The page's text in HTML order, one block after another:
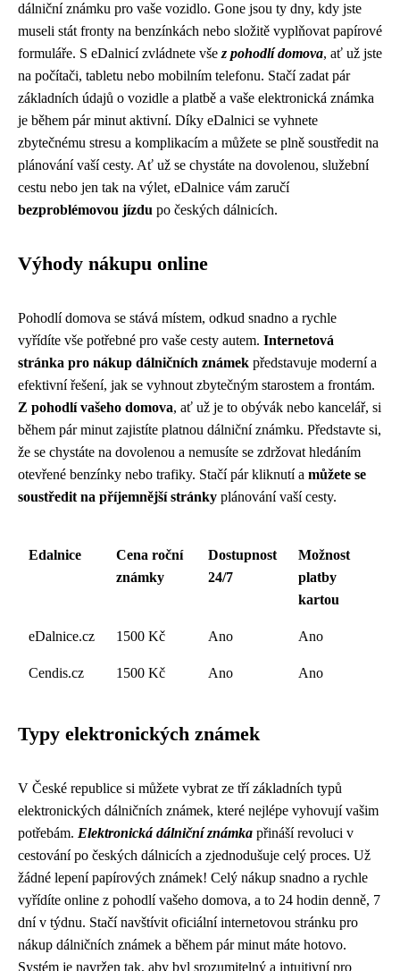
dálniční známku pro vaše vozidlo. Gone jsou ty dny, kdy jste
museli stát fronty na benzínkách nebo složitě vyplňovat papírové
formuláře. S eDalnicí zvládnete vše z pohodlí domova, ať už jste
na počítači, tabletu nebo mobilním telefonu. Stačí zadat pár
základních údajů o vozidle a platbě a vaše elektronická známka
je během pár minut aktivní. Díky eDalnici se vyhnete
zbytečnému stresu a komplikacím a můžete se plně soustředit na
plánování vaší cesty. Ať už se chystáte na dovolenou, služební
cestu nebo jen tak na výlet, eDalnice vám zaručí
bezproblémovou jízdu po českých dálnicích.
Výhody nákupu online
Pohodlí domova se stává místem, odkud snadno a rychle
vyřídíte vše potřebné pro vaše cesty autem. Internetová
stránka pro nákup dálničních známek představuje moderní a
efektivní řešení, jak se vyhnout zbytečným starostem a frontám.
Z pohodlí vašeho domova, ať už je to obývák nebo kancelář, si
během pár minut zajistíte platnou dálniční známku. Představte si,
že se chystáte na dovolenou a nemusíte se zdržovat hledáním
otevřené benzínky nebo trafiky. Stačí pár kliknutí a můžete se
soustředit na příjemnější stránky plánování vaší cesty.
Edalnice
Cena roční
známky
Dostupnost
24/7
Možnost
platby
kartou
eDalnice.cz 1500 Kč Ano Ano
Cendis.cz 1500 Kč Ano Ano
Typy elektronických známek
V České republice si můžete vybrat ze tří základních typů
elektronických dálničních známek, které nejlépe vyhovují vašim
potřebám. Elektronická dálniční známka přináší revoluci v
cestování po českých dálnicích a zjednodušuje celý proces. Už
žádné lepení papírových známek! Celý nákup snadno a rychle
vyřídíte online z pohodlí vašeho domova, a to 24 hodin denně, 7
dní v týdnu. Stačí navštívit oficiální internetovou stránku pro
nákup dálničních známek a během pár minut máte hotovo.
Systém je navržen tak, aby byl srozumitelný a intuitivní pro